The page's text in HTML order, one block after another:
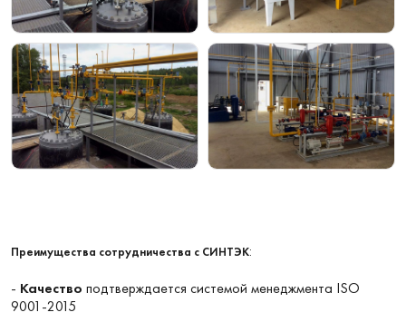
Преимущества сотрудничества с СИНТЭК:
- Качество подтверждается системой менеджмента ISO
9001-2015